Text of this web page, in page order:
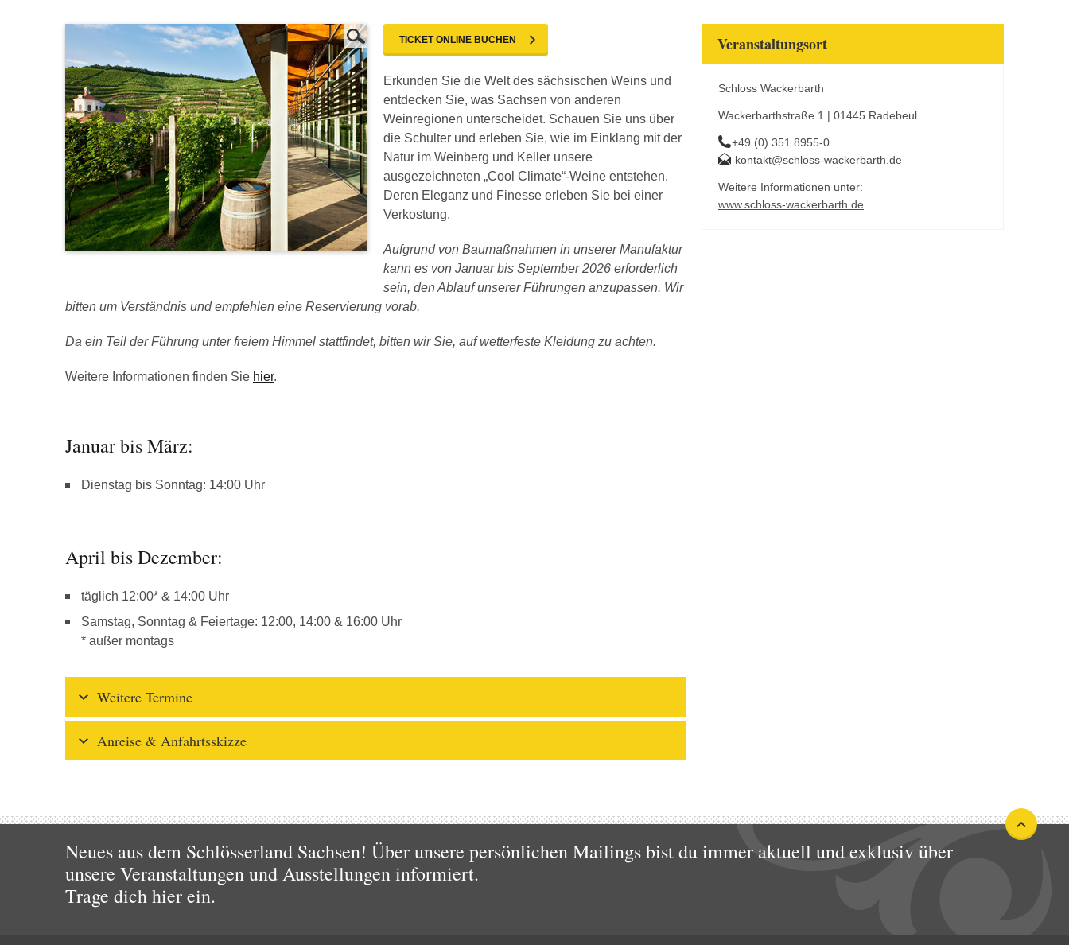
TICKET ONLINE BUCHEN
Erkunden Sie die Welt des sächsischen Weins und
entdecken Sie, was Sachsen von anderen
Weinregionen unterscheidet. Schauen Sie uns über
die Schulter und erleben Sie, wie im Einklang mit der
Natur im Weinberg und Keller unsere
ausgezeichneten „Cool Climate“-Weine entstehen.
Deren Eleganz und Finesse erleben Sie bei einer
Verkostung.
Aufgrund von Baumaßnahmen in unserer Manufaktur
kann es von Januar bis September 2026 erforderlich
sein, den Ablauf unserer Führungen anzupassen. Wir
bitten um Verständnis und empfehlen eine Reservierung vorab.
Da ein Teil der Führung unter freiem Himmel stattfindet, bitten wir Sie, auf wetterfeste Kleidung zu achten.
Weitere Informationen finden Sie hier.
Januar bis März:
Dienstag bis Sonntag: 14:00 Uhr
April bis Dezember:
täglich 12:00* & 14:00 Uhr
Samstag, Sonntag & Feiertage: 12:00, 14:00 & 16:00 Uhr
* außer montags
Weitere Termine
Anreise & Anfahrtsskizze
Veranstaltungsort
Schloss Wackerbarth
Wackerbarthstraße 1 | 01445 Radebeul
+49 (0) 351 8955-0
kontakt@schloss-wackerbarth.de
Weitere Informationen unter:
www.schloss-wackerbarth.de
Neues aus dem Schlösserland Sachsen! Über unsere persönlichen Mailings bist du immer aktuell und exklusiv über
unsere Veranstaltungen und Ausstellungen informiert.
Trage dich hier ein.